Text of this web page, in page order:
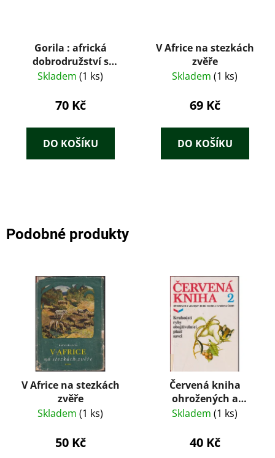
Gorila : africká
dobrodružství s
gorilami a trpaslíky
Skladem (1 ks)
70 Kč
DO KOŠÍKU
V Africe na stezkách
zvěře
Skladem (1 ks)
69 Kč
DO KOŠÍKU
Podobné produkty
V Africe na stezkách
zvěře
Skladem (1 ks)
50 Kč
Červená kniha
ohrožených a
vzácných druhů
ČSSR 2 - Kruhoústí,
Skladem (1 ks)
40 Kč